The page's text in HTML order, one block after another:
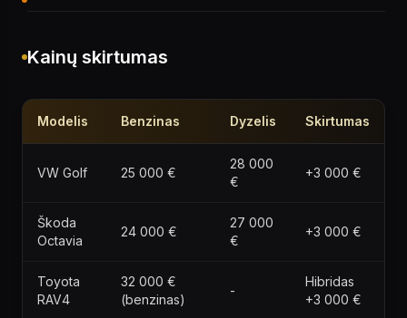
Kainų skirtumas
Modelis Benzinas Dyzelis Skirtumas
VW Golf 25 000 €
28 000
€
+3 000 €
Škoda
Octavia
24 000 €
27 000
€
+3 000 €
Toyota
RAV4
32 000 €
(benzinas)
-
Hibridas
+3 000 €